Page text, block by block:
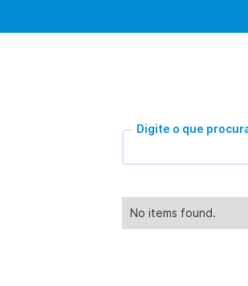
Digite o que
No items found.